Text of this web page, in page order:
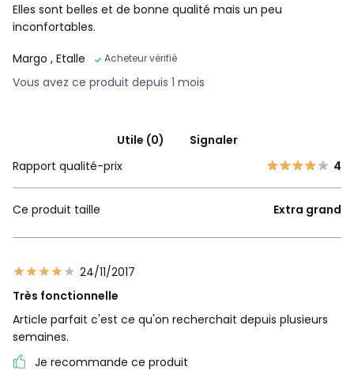
Elles sont belles et de bonne qualité mais un peu
inconfortables.
Margo , Etalle Acheteur vérifié
Vous avez ce produit depuis 1 mois
Utile (0)
Signaler
Rapport qualité-prix
4
Ce produit taille Extra grand
24/11/2017
Très fonctionnelle
Article parfait c'est ce qu'on recherchait depuis plusieurs
semaines.
Je recommande ce produit